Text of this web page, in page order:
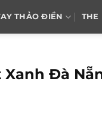
THẢO ĐIỀN THE
Đà